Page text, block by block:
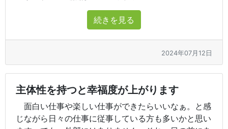
続きを見る
2024年07月12日
主体性を持つと幸福度が上がります
面白い仕事や楽しい仕事ができたらいいなぁ。と感
じながら日々の仕事に従事している方も多いかと思い